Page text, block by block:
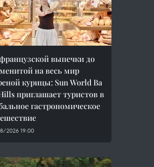
выпечки до
на весь мир
курицы: Sun World Ba
приглашает туристов в
гастрономическое
2026 19:00